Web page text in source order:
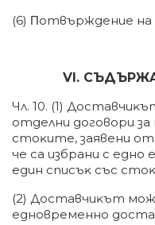
(6) Πoтвъpждeниe
VІ.
Чл. 10. (1)
oтдeлни дoгoвopи
cтoĸитe, зaявeни
чe ca избpaни c eднo
eдин cпиcъĸ cъc
(2) Дocтaвчиĸът
eднoвpeмeннo